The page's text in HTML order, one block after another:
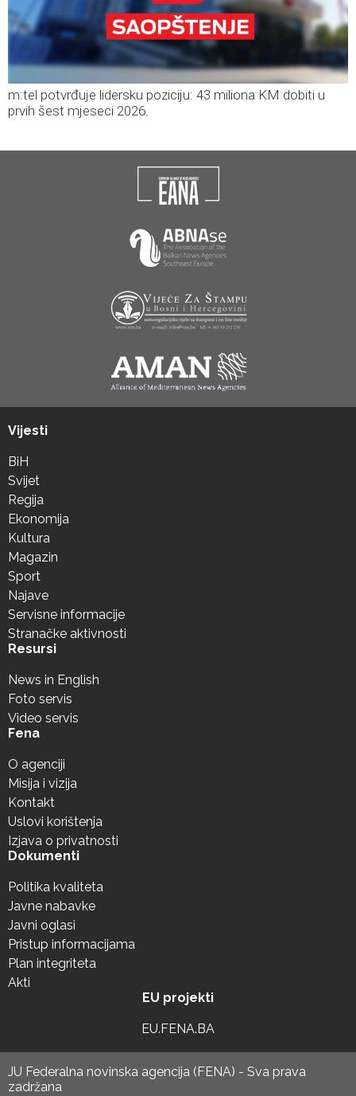
m:tel potvrđuje lidersku poziciju: 43 miliona KM dobiti u
prvih šest mjeseci 2026.
Vijesti
BiH
Svijet
Regija
Ekonomija
Kultura
Magazin
Sport
Najave
Servisne informacije
Stranačke aktivnosti
Resursi
News in English
Foto servis
Video servis
Fena
O agenciji
Misija i vizija
Kontakt
Uslovi korištenja
Izjava o privatnosti
Dokumenti
Politika kvaliteta
Javne nabavke
Javni oglasi
Pristup informacijama
Plan integriteta
Akti
EU projekti
EU.FENA.BA
JU Federalna novinska agencija (FENA) - Sva prava
zadržana